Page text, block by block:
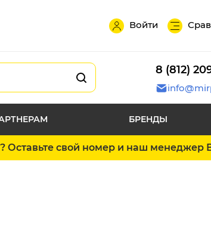
Войти
8 (812)
БРЕНДЫ
Оставьте свой номер и наш менеджер